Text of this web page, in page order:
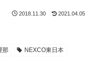
2018.11.30 2021.04.05
那
NEXCO東日本